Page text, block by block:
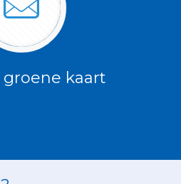
groene kaart